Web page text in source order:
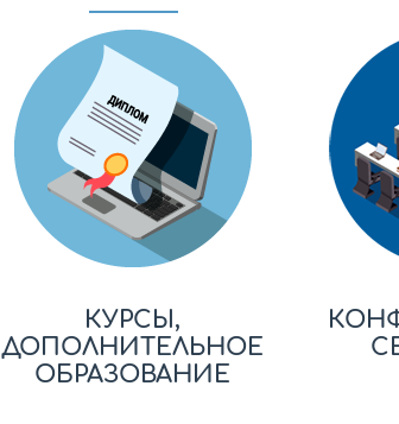
КУРСЫ,
ДОПОЛНИТЕЛЬНОЕ
ОБРАЗОВАНИЕ